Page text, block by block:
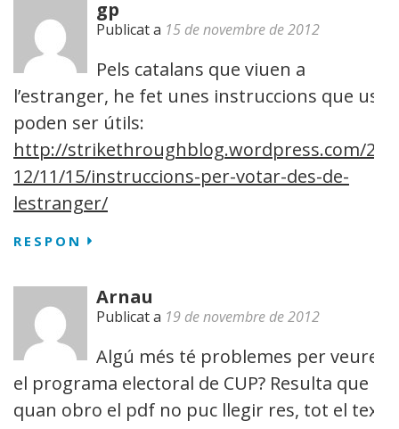
gp
Publicat a 15 de novembre de 2012
Pels catalans que viuen a
l’estranger, he fet unes instruccions que us
poden ser útils:
http://strikethroughblog.wordpress.com/20
12/11/15/instruccions-per-votar-des-de-
lestranger/
RESPON
Arnau
Publicat a 19 de novembre de 2012
Algú més té problemes per veure
el programa electoral de CUP? Resulta que
quan obro el pdf no puc llegir res, tot el text